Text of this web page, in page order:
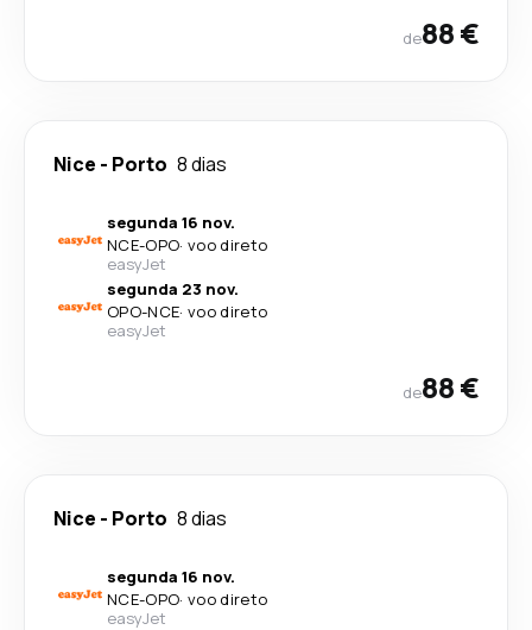
de88 €
Nice - Porto 8 dias
segunda 16 nov.
NCE-OPO· voo direto
easyJet
segunda 23 nov.
OPO-NCE· voo direto
easyJet
de88 €
Nice - Porto 8 dias
segunda 16 nov.
NCE-OPO· voo direto
easyJet